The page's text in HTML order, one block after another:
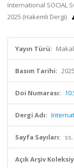
International SOCIAL
2025 (Hakemli Dergi)
Yayın Türü:
Basım Tarihi: 2025
Doi Numarası:
Dergi Adı:
Sayfa Sayıları:
Açık Arşiv